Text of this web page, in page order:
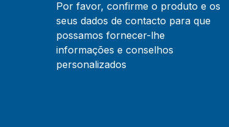
Por favor, confirme o produto e os
seus dados de contacto para que
possamos fornecer-lhe
informações e conselhos
personalizados